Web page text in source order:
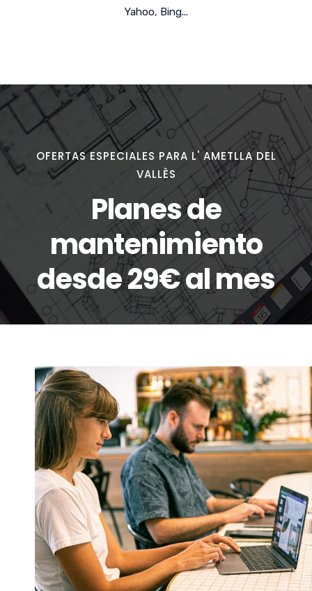
Yahoo, Bing...
OFERTAS ESPECIALES PARA L' AMETLLA DEL
VALLÈS
Planes de
mantenimiento
desde 29€ al mes